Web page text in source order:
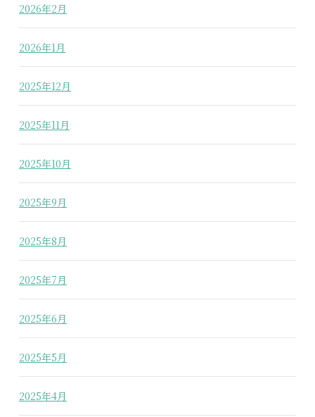
2026年2月
2026年1月
2025年12月
2025年11月
2025年10月
2025年9月
2025年8月
2025年7月
2025年6月
2025年5月
2025年4月